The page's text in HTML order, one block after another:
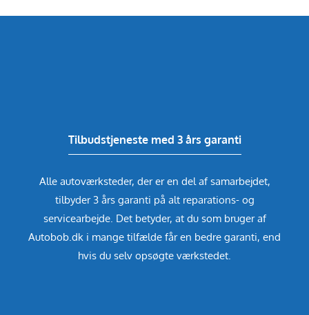
Tilbudstjeneste med 3 års garanti
Alle autoværksteder, der er en del af samarbejdet,
tilbyder 3 års garanti på alt reparations- og
servicearbejde. Det betyder, at du som bruger af
Autobob.dk i mange tilfælde får en bedre garanti, end
hvis du selv opsøgte værkstedet.